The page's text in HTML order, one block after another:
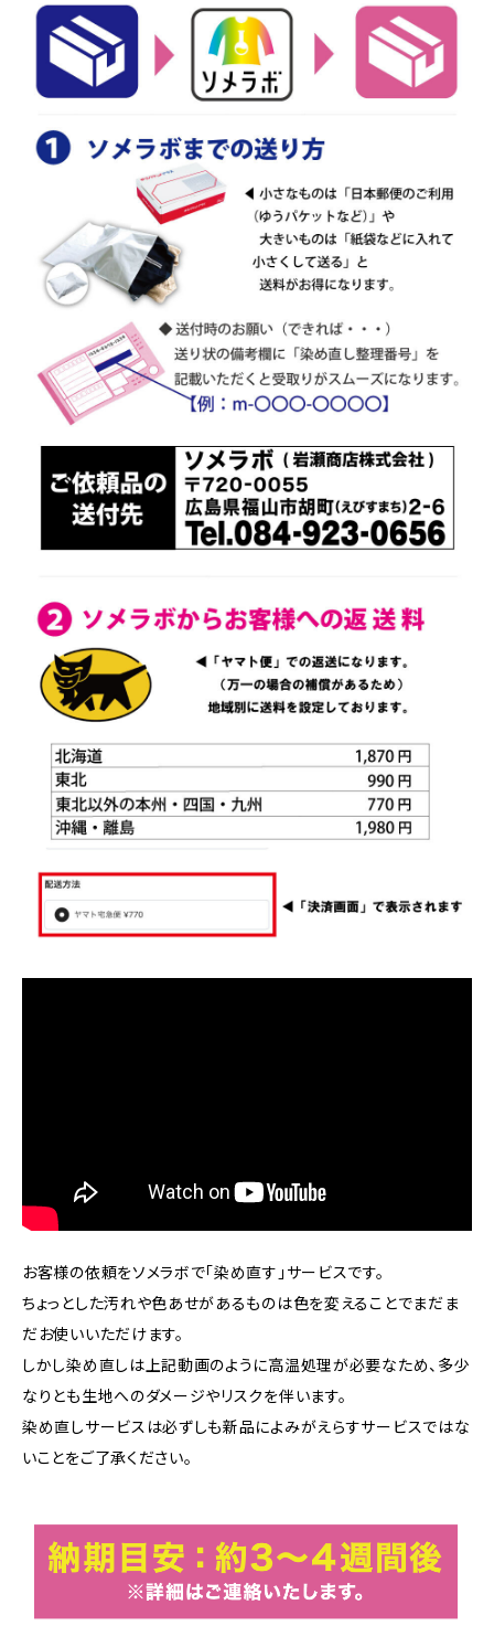
お客様の依頼をソメラボで「染め直す」サービスです。
ちょっとした汚れや色あせがあるものは色を変えることでまだま
だお使いいただけます。
しかし染め直しは上記動画のように高温処理が必要なため、多少
なりとも生地へのダメージやリスクを伴います。
染め直しサービスは必ずしも新品によみがえらすサービスではな
いことをご了承ください。